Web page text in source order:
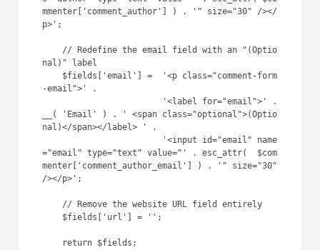
mmenter['comment_author'] ) . '" size="30" /></
p>';
nal)" label
-email">' .
__( 'Email' ) . ' <span class="optional">(Optio
nal)</span></label> ' .
="email" type="text" value="' . esc_attr(  $com
menter['comment_author_email'] ) . '" size="30"
/></p>';